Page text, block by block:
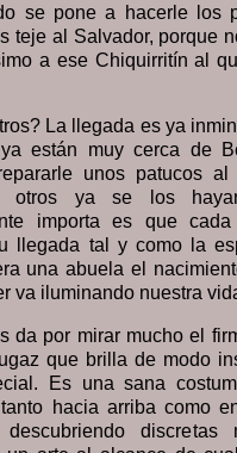
se pone a hacerle los
teje al Salvador, porque
a ese Chiquirritín al
La llegada es ya
están muy cerca de
unos patucos
otros ya se los
importa es que
llegada tal y como la
una abuela el
va iluminando nuestra
da por mirar mucho el
que brilla de modo
Es una sana
hacia arriba como
discretas